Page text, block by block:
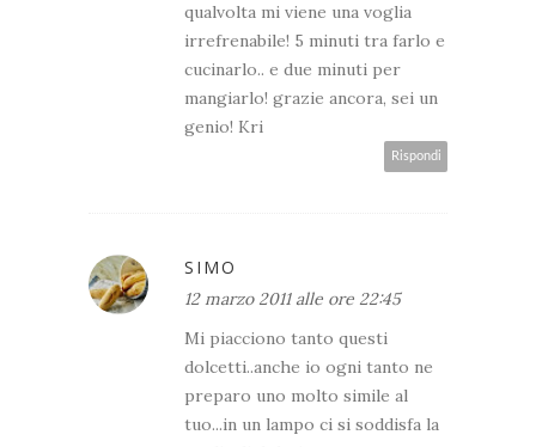
qualvolta mi viene una voglia
irrefrenabile! 5 minuti tra farlo e
cucinarlo.. e due minuti per
mangiarlo! grazie ancora, sei un
genio! Kri
Rispondi
SIMO
12 marzo 2011 alle ore 22:45
Mi piacciono tanto questi
dolcetti..anche io ogni tanto ne
preparo uno molto simile al
tuo...in un lampo ci si soddisfa la